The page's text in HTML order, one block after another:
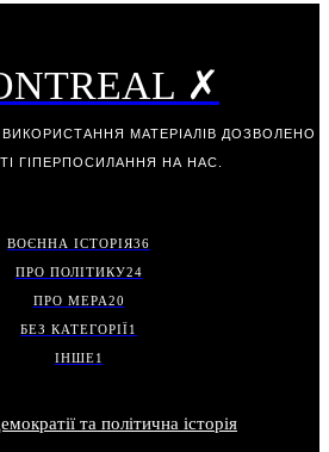
✗
ВИКОРИСТАННЯ МАТЕРІАЛІВ ДОЗВОЛЕНО
ГІПЕРПОСИЛАННЯ НА НАС.
ВОЄННА ІСТОРІЯ36
ПРО ПОЛІТИКУ24
ПРО МЕРА20
БЕЗ КАТЕГОРІЇ1
ІНШЕ1
та політична історія